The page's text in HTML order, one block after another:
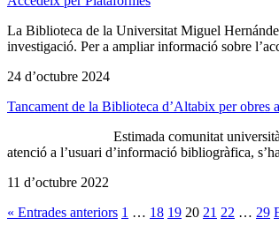
La Biblioteca de la Universitat Miguel
investigació. Per a ampliar informació sobre
24 d’octubre 2024
Tancament de la Biblioteca d’Altabix per obres
Estimada comunitat universitària, us
atenció a l’usuari d’informació bibliogràfica,
11 d’octubre 2022
« Entrades anteriors 1 … 18 19 20 21 22 … 29